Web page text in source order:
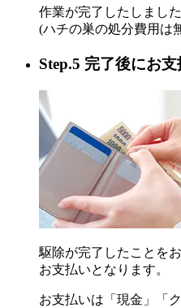
作業が完了したしまし
(ハチの巣の処分費用は
Step.5 完了後にお
駆除が完了したことを
お支払いとなります。
お支払いは「現金」「